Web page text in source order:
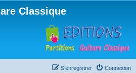
Classique
Connexion
S’enregistrer